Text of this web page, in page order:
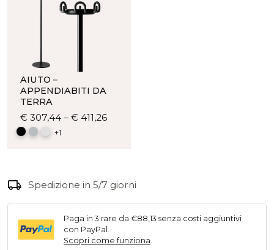
AIUTO –
APPENDIABITI DA
TERRA
€ 307,44 –€ 411,26
+1
Questo
Le
essere
scelte
local_shipping Spedizione in 5/7 giorni
Paga in 3 rare da €88,13 senza costi aggiuntivi
con PayPal.
Scopri come funziona